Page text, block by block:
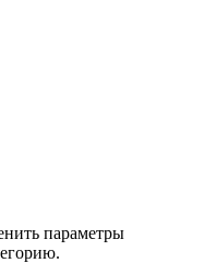
параметры